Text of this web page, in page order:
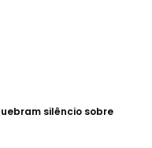
silêncio sobre